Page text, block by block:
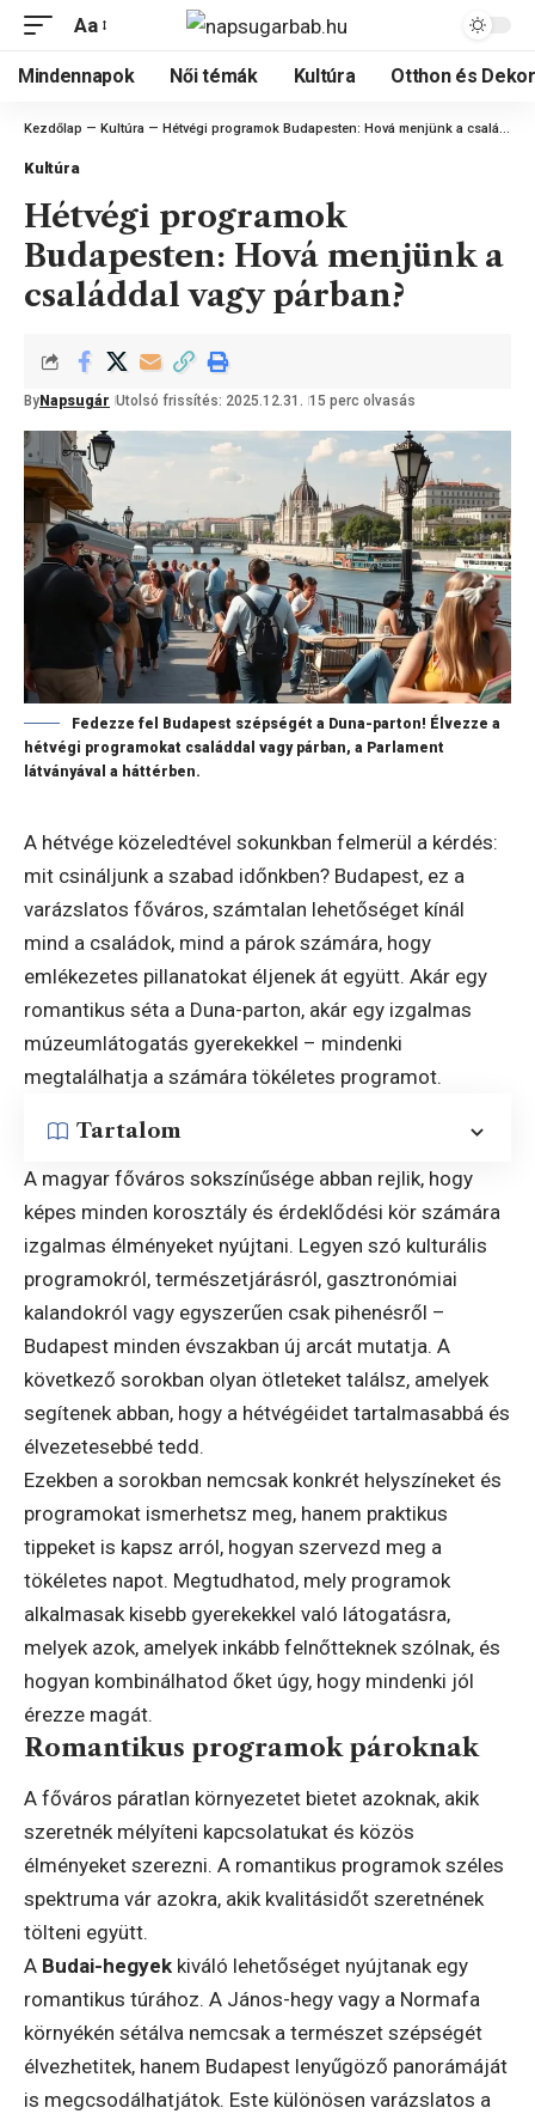
Aa
Mindennapok Női témák Kultúra Otthon és
Kezdőlap — Kultúra — Hétvégi programok Budapesten: Hová menjünk a családdal vagy párban?
Kultúra
Hétvégi programok
Budapesten: Hová menjünk a
családdal vagy párban?
By Napsugár Utolsó frissítés: 2025.12.31. 15 perc olvasás
Fedezze fel Budapest szépségét a Duna-parton! Élvezze a
hétvégi programokat családdal vagy párban, a Parlament
látványával a háttérben.
A hétvége közeledtével sokunkban felmerül a kérdés:
mit csináljunk a szabad időnkben? Budapest, ez a
varázslatos főváros, számtalan lehetőséget kínál
mind a családok, mind a párok számára, hogy
emlékezetes pillanatokat éljenek át együtt. Akár egy
romantikus séta a Duna-parton, akár egy izgalmas
múzeumlátogatás gyerekekkel – mindenki
megtalálhatja a számára tökéletes programot.
Tartalom
A magyar főváros sokszínűsége abban rejlik, hogy
képes minden korosztály és érdeklődési kör számára
izgalmas élményeket nyújtani. Legyen szó kulturális
programokról, természetjárásról, gasztronómiai
kalandokról vagy egyszerűen csak pihenésről –
Budapest minden évszakban új arcát mutatja. A
következő sorokban olyan ötleteket találsz, amelyek
segítenek abban, hogy a hétvégéidet tartalmasabbá és
élvezetesebbé tedd.
Ezekben a sorokban nemcsak konkrét helyszíneket és
programokat ismerhetsz meg, hanem praktikus
tippeket is kapsz arról, hogyan szervezd meg a
tökéletes napot. Megtudhatod, mely programok
alkalmasak kisebb gyerekekkel való látogatásra,
melyek azok, amelyek inkább felnőtteknek szólnak, és
hogyan kombinálhatod őket úgy, hogy mindenki jól
érezze magát.
Romantikus programok pároknak
A főváros páratlan környezetet bietet azoknak, akik
szeretnék mélyíteni kapcsolatukat és közös
élményeket szerezni. A romantikus programok széles
spektruma vár azokra, akik kvalitásidőt szeretnének
tölteni együtt.
A Budai-hegyek kiváló lehetőséget nyújtanak egy
romantikus túrához. A János-hegy vagy a Normafa
környékén sétálva nemcsak a természet szépségét
élvezhetitek, hanem Budapest lenyűgöző panorámáját
is megcsodálhatjátok. Este különösen varázslatos a